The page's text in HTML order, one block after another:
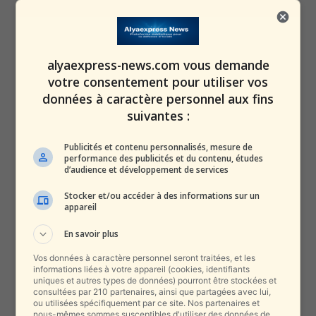
מוקדי שריפה שפרצו כתוצאה מנפילות. השריפות מאיימות על
שטחי השמורה ומבנים חקלאיים, לוחמי האש מבצעים הגנה במקום
ופרוסים ברחבי השמורה במאמץ לכיבוי הלהבות ולמנוע נזקים
— NWS news (@nws_report) October 26, 2024
שריפה גדולה פרצה סמוך ליסוד המעלה עקב נפילות טילי
alyaexpress-news.com vous demande
votre consentement pour utiliser vos
données à caractère personnel aux fins
suivantes :
Publicités et contenu personnalisés, mesure de
performance des publicités et du contenu, études
d’audience et développement de services
Stocker et/ou accéder à des informations sur un
appareil
En savoir plus
Vos données à caractère personnel seront traitées, et les
informations liées à votre appareil (cookies, identifiants
uniques et autres types de données) pourront être stockées et
consultées par 210 partenaires, ainsi que partagées avec lui,
ou utilisées spécifiquement par ce site. Nos partenaires et